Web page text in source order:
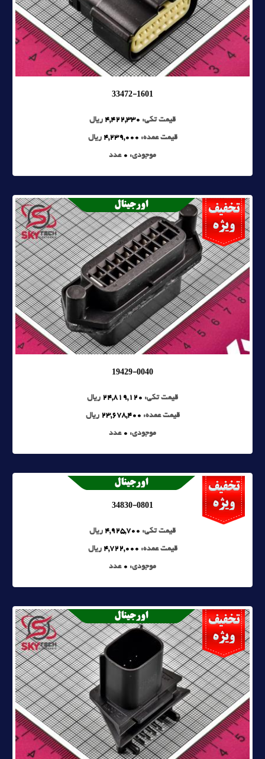
33472-1601
قیمت تکی: 4,422,330 ریال
قیمت عمده: 4,239,000 ریال
موجودی: 0 عدد
19429-0040
قیمت تکی: 24,819,120 ریال
قیمت عمده: 23,678,400 ریال
موجودی: 0 عدد
34830-0801
قیمت تکی: 4,925,700 ریال
قیمت عمده: 4,722,000 ریال
موجودی: 0 عدد